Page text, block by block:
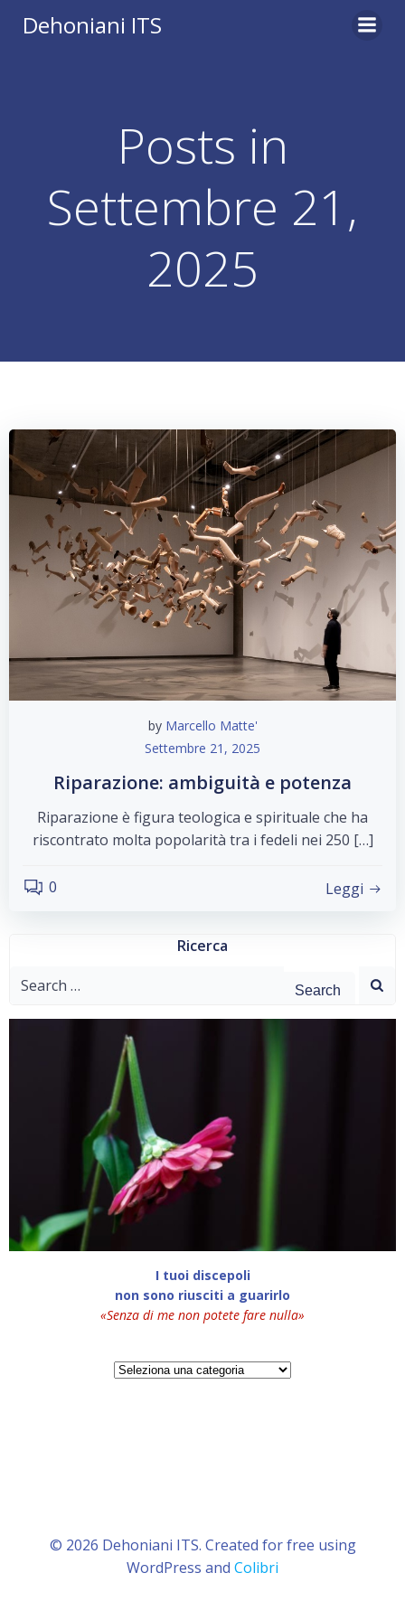
Dehoniani ITS
Posts in
Settembre 21,
2025
by Marcello Matte'
Settembre 21, 2025
Riparazione: ambiguità e potenza
Riparazione è figura teologica e spirituale che ha
riscontrato molta popolarità tra i fedeli nei 250 […]
0 Leggi
Ricerca
Search
I tuoi discepoli
non sono riusciti a guarirlo
«Senza di me non potete fare nulla»
Categorie
© 2026 Dehoniani ITS. Created for free using
WordPress and Colibri